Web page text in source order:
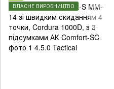
ВЛАСНЕ ВИРОБНИЦТВО